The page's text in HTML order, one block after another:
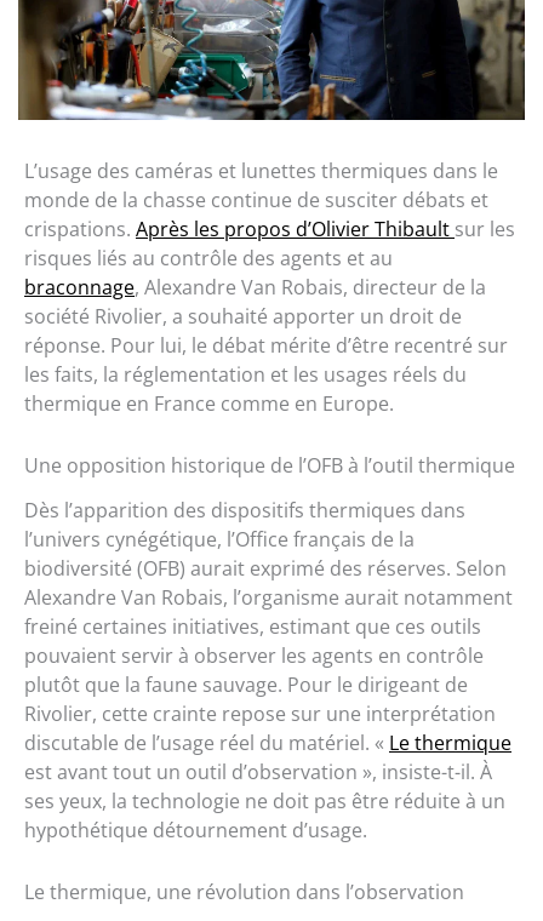
L’usage des caméras et lunettes thermiques dans le
monde de la chasse continue de susciter débats et
crispations. Après les propos d’Olivier Thibault sur les
risques liés au contrôle des agents et au
braconnage, Alexandre Van Robais, directeur de la
société Rivolier, a souhaité apporter un droit de
réponse. Pour lui, le débat mérite d’être recentré sur
les faits, la réglementation et les usages réels du
thermique en France comme en Europe.
Une opposition historique de l’OFB à l’outil thermique
Dès l’apparition des dispositifs thermiques dans
l’univers cynégétique, l’Office français de la
biodiversité (OFB) aurait exprimé des réserves. Selon
Alexandre Van Robais, l’organisme aurait notamment
freiné certaines initiatives, estimant que ces outils
pouvaient servir à observer les agents en contrôle
plutôt que la faune sauvage. Pour le dirigeant de
Rivolier, cette crainte repose sur une interprétation
discutable de l’usage réel du matériel. « Le thermique
est avant tout un outil d’observation », insiste-t-il. À
ses yeux, la technologie ne doit pas être réduite à un
hypothétique détournement d’usage.
Le thermique, une révolution dans l’observation